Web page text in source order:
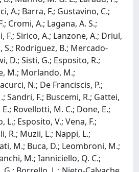
A.; Barra, F.; Gustavino, C.;
Cromi, A.; Lagana, A. S.;
F.; Sirico, A.; Lanzone, A.; Driul,
S.; Rodriguez, B.; Mercado-
D.; Sisti, G.; Esposito, R.;
M.; Morlando, M.;
N.; De Franciscis, P.;
Sandri, F.; Buscemi, R.; Gattei,
E.; Rovellotti, M. C.; Done, E.;
L.; Esposito, V.; Vena, F.;
R.; Muzii, L.; Nappi, L.;
M.; Buca, D.; Leombroni, M.;
M.; Ianniciello, Q. C.;